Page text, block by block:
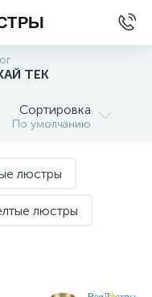
ТЕК
Сортировка
По умолчанию
люстры
люстры